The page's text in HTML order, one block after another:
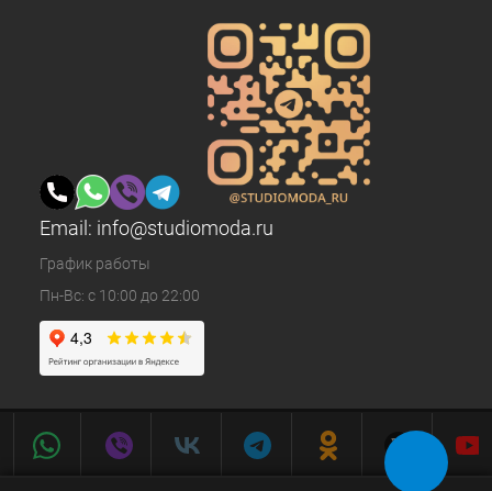
Email: info@studiomoda.ru
График работы
Пн-Вс: с 10:00 до 22:00